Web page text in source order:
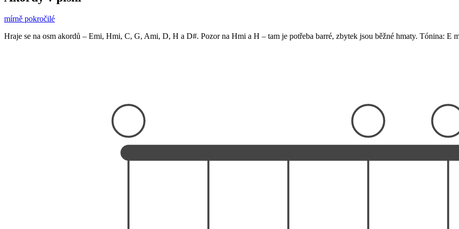
mírně pokročilé
Hraje se na osm akordů – Emi, Hmi, C, G, Ami, D, H a D#. Pozor na Hmi a H – tam je potřeba barré, zbytek jsou běžné hmaty. Tónina: E